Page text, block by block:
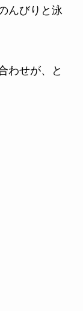
んびりと泳
わせが、と